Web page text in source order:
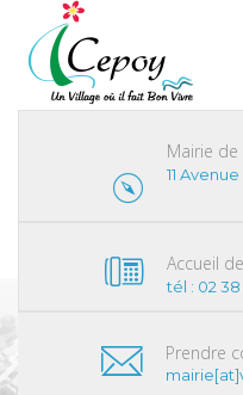
Mairie de
11
Accueil
tél : 02
Prendre